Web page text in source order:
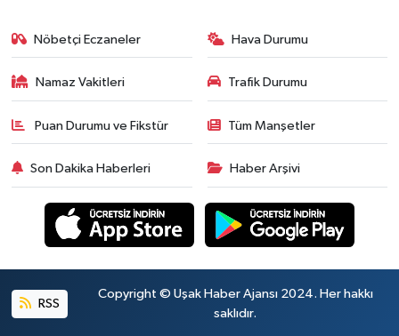
Nöbetçi Eczaneler Hava Durumu
Namaz Vakitleri Trafik Durumu
Puan Durumu ve Fikstür Tüm Manşetler
Son Dakika Haberleri Haber Arşivi
RSS
Copyright © Uşak Haber Ajansı 2024. Her hakkı
saklıdır.